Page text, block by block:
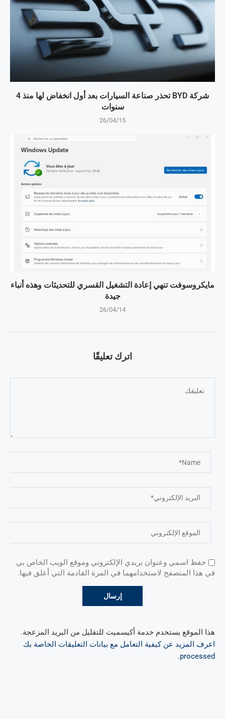
شركة BYD تحذر صناعة السيارات بعد أول انخفاض لها منذ 4
سنوات
26/04/15
مايكروسوفت تنهي إعادة التشغيل القسري للتحديثات وهذه أنباء
جيدة
26/04/14
اترك تعليقًا
حفظ اسمي وعنوان بريدي الإلكتروني وموقع الويب الخاص بي
في هذا المتصفح لاستخدامهما في المرة القادمة التي أعلق فيها.
هذا الموقع يستخدم خدمة أكيسميت للتقليل من البريد المزعجة.
اعرف المزيد عن كيفية التعامل مع بيانات التعليقات الخاصة بك
processed
.